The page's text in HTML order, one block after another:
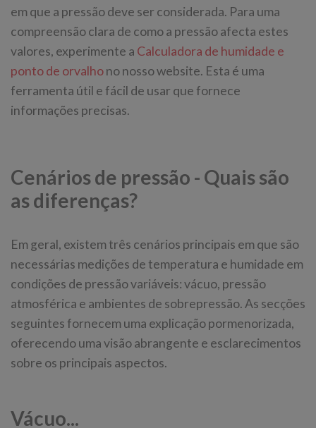
em que a pressão deve ser considerada. Para uma
compreensão clara de como a pressão afecta estes
valores, experimente a Calculadora de humidade e
ponto de orvalhono nosso website. Esta é uma
ferramenta útil e fácil de usar que fornece
informações precisas.
Cenários de pressão - Quais são
as diferenças?
Em geral, existem três cenários principais em que são
necessárias medições de temperatura e humidade em
condições de pressão variáveis: vácuo, pressão
atmosférica e ambientes de sobrepressão. As secções
seguintes fornecem uma explicação pormenorizada,
oferecendo uma visão abrangente e esclarecimentos
sobre os principais aspectos.
Vácuo...